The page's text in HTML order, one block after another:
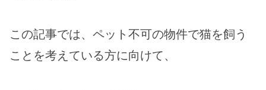
この記事では、ペット不可の物件で猫を飼う
ことを考えている方に向けて、